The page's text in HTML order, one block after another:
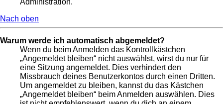
Administration.
Nach oben
Warum werde ich automatisch abgemeldet?
Wenn du beim Anmelden das Kontrollkästchen
„Angemeldet bleiben“ nicht auswählst, wirst du nur für
eine Sitzung angemeldet. Dies verhindert den
Missbrauch deines Benutzerkontos durch einen Dritten.
Um angemeldet zu bleiben, kannst du das Kästchen
„Angemeldet bleiben“ beim Anmelden auswählen. Dies